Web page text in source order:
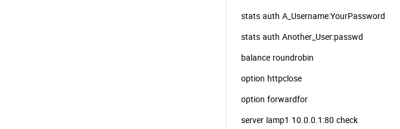
option httpclose
option forwardfor
server lamp1 10.0.0.1:80 check